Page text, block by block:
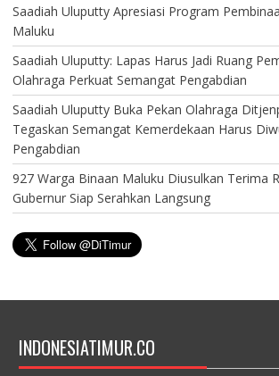
Saadiah Uluputty Apresiasi Program
Maluku
Saadiah Uluputty: Lapas Harus Jadi Ruang
Olahraga Perkuat Semangat Pengabdian
Saadiah Uluputty Buka Pekan Olahraga
Tegaskan Semangat Kemerdekaan Harus
Pengabdian
927 Warga Binaan Maluku Diusulkan Terima
Gubernur Siap Serahkan Langsung
INDONESIATIMUR.CO